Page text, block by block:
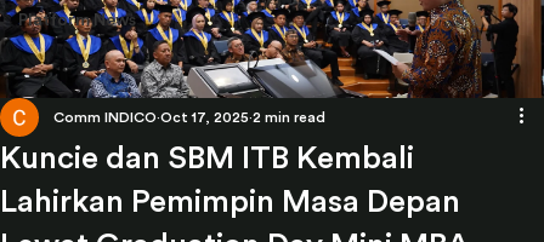
Platform News
Kuncie dan SBM ITB Kembali
Lahirkan Pemimpin Masa Depan
Comm INDICO Oct 17, 2025 2 min read